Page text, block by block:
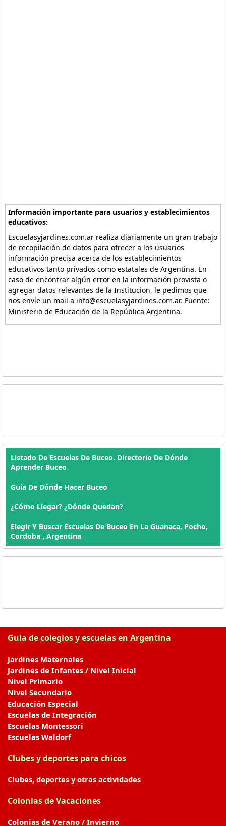
Información importante para usuarios y establecimientos
educativos:
Escuelasyjardines.com.ar realiza diariamente un gran trabajo
de recopilación de datos para ofrecer a los usuarios
información precisa acerca de los establecimientos
educativos tanto privados como estatales de Argentina. En
caso de encontrar algún error en la información provista o
agregar datos relevantes de la Institucion, le pedimos que
nos envíe un mail a info@escuelasyjardines.com.ar. Fuente:
Ministerio de Educación de la República Argentina.
Listado De Escuelas De Buceo. Directorio De Dónde
Aprender Buceo
Guía De Dónde Hacer Buceo
¿Cómo Llegar? ¿Dónde Quedan?
Elegir Y Buscar Escuelas De Buceo En La Guanaca, Pocho,
Cordoba , Argentina
Guia de colegios y escuelas en Argentina
Jardines Maternales
Jardines de Infantes / Nivel Inicial
Nivel Primario
Nivel Secundario
Educación Especial
Escuelas de Integración
Escuelas Montessori
Escuelas Waldorf
Clubes y deportes para chicos
Clubes, deportes y otras actividades
Colonias de Vacaciones
Colonias de Verano / Invierno